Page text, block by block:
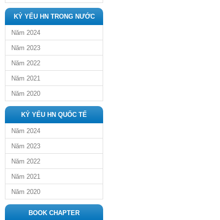
KỶ YẾU HN TRONG NƯỚC
Năm 2024
Năm 2023
Năm 2022
Năm 2021
Năm 2020
KỶ YẾU HN QUỐC TẾ
Năm 2024
Năm 2023
Năm 2022
Năm 2021
Năm 2020
BOOK CHAPTER